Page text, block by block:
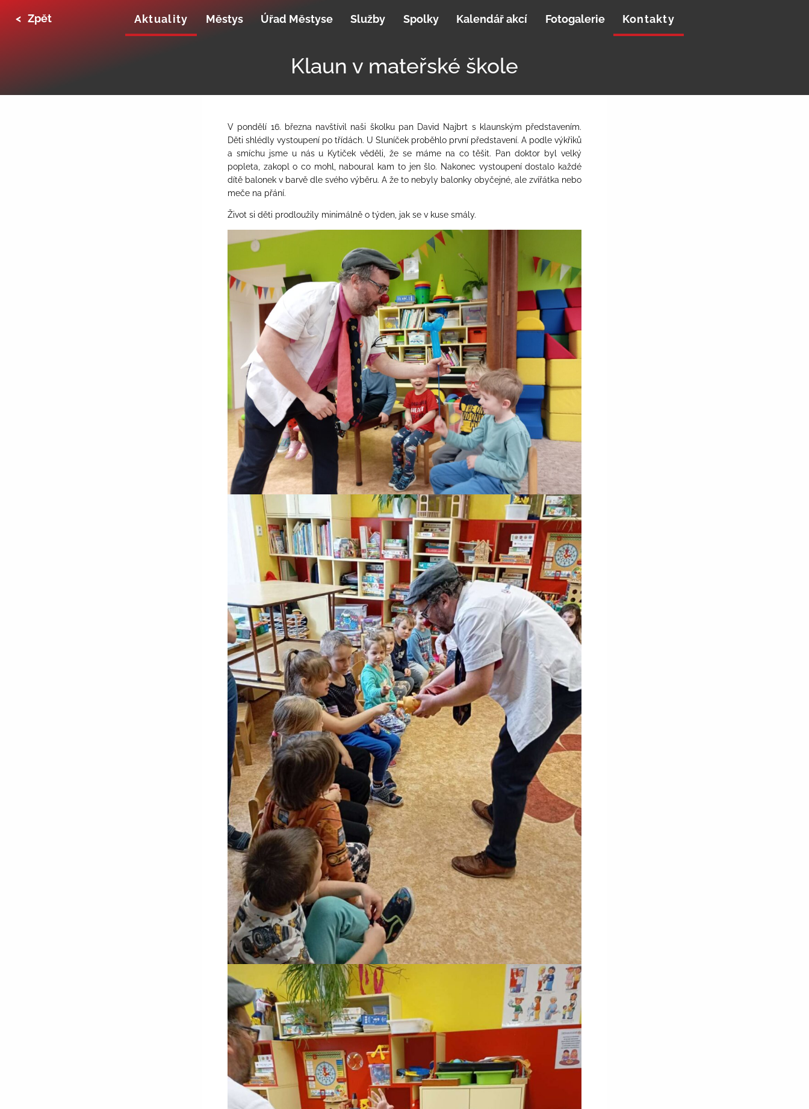
< Zpět Aktuality Městys Úřad Městyse Služby Spolky Kalendář akcí Fotogalerie Kontakty
Klaun v mateřské škole
V pondělí 16. března navštívil naši školku pan David Najbrt s klaunským představením.
Děti shlédly vystoupení po třídách. U Sluníček proběhlo první představení. A podle výkřiků
a smíchu jsme u nás u Kytiček věděli, že se máme na co těšit. Pan doktor byl velký
popleta, zakopl o co mohl, naboural kam to jen šlo. Nakonec vystoupení dostalo každé
dítě balonek v barvě dle svého výběru. A že to nebyly balonky obyčejné, ale zvířátka nebo
meče na přání.
Život si děti prodloužily minimálně o týden, jak se v kuse smály.